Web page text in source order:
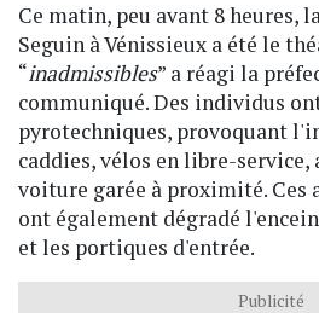
Ce matin, peu avant 8 heures,
Seguin à Vénissieux a été le
“inadmissibles” a réagi la
communiqué. Des individus
pyrotechniques, provoquant
caddies, vélos en libre-service,
voiture garée à proximité. Ces
ont également dégradé
et les portiques d'entrée.
Publicité